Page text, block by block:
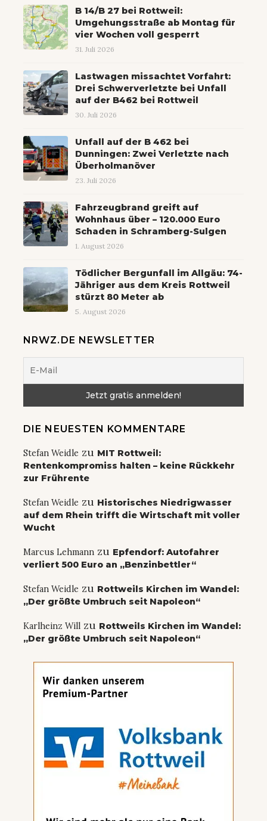
B 14/B 27 bei Rottweil:
Umgehungsstraße ab Montag für
vier Wochen voll gesperrt
31. Juli 2026
Lastwagen missachtet Vorfahrt:
Drei Schwerverletzte bei Unfall
auf der B462 bei Rottweil
30. Juli 2026
Unfall auf der B 462 bei
Dunningen: Zwei Verletzte nach
Überholmanöver
23. Juli 2026
Fahrzeugbrand greift auf
Wohnhaus über – 120.000 Euro
Schaden in Schramberg-Sulgen
1. August 2026
Tödlicher Bergunfall im Allgäu: 74-
Jähriger aus dem Kreis Rottweil
stürzt 80 Meter ab
5. August 2026
NRWZ.DE NEWSLETTER
DIE NEUESTEN KOMMENTARE
Stefan Weidle zu MIT Rottweil:
Rentenkompromiss halten – keine Rückkehr
zur Frührente
Stefan Weidle zu Historisches Niedrigwasser
auf dem Rhein trifft die Wirtschaft mit voller
Wucht
Marcus Lehmann zu Epfendorf: Autofahrer
verliert 500 Euro an „Benzinbettler“
Stefan Weidle zu Rottweils Kirchen im Wandel:
„Der größte Umbruch seit Napoleon“
Karlheinz Will zu Rottweils Kirchen im Wandel:
„Der größte Umbruch seit Napoleon“